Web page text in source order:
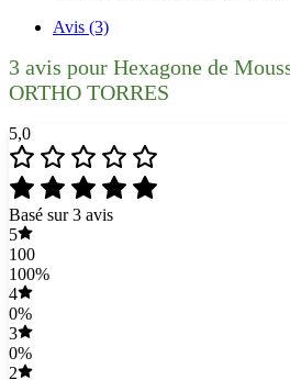
Avis (3)
3 avis pour Hexagone de
ORTHO TORRES
5,0
Basé sur 3 avis
5
100
100%
4
0%
3
0%
2